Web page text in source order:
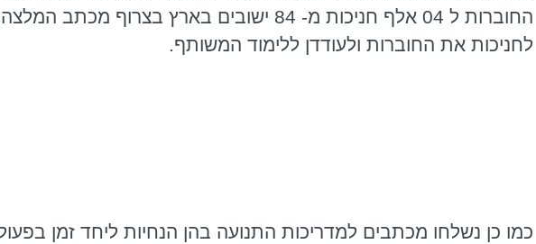
החוברות ל 04 אלף חניכות מ- 84 ישובים בארץ
לחניכות את החוברות ולעודדן ללימוד המשותף.
כמו כן נשלחו מכתבים למדריכות התנועה בהן הנחיות ליחד זמן